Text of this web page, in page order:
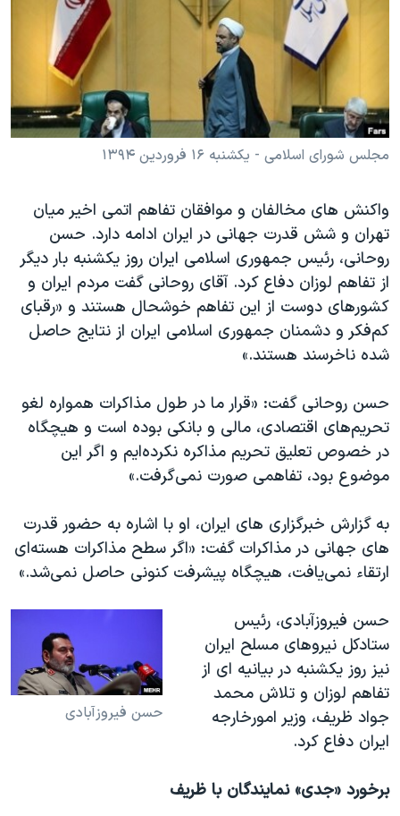
فرهنگ و زندگی
حقوق شهروندی
علم و فناوری
اسرائیل در جنگ
آرشیو پخش زنده
مستندها
انتخابات ریاست جمهوری آمریکا ۲۰۲۴
حمله جمهوری اسلامی به اسرائیل
رمز مهسا
ورزش زنان در ایران
مجموعه مستندهای دادخواهی
تریبونال مردمی آبان ۹۸
دادگاه حمید نوری
چهل سال گروگان‌گیری
قانون شفافیت دارائی کادر رهبری ایران
اسرائیل در جنگ
نرگس محمدی برنده جایزه نوبل صلح
همایش محافظه‌کاران آمریکا «سی‌پک»
سفر پرزیدنت ترامپ به چین
دنبال کنید
زبانهای مختلف
مجلس شورای اسلامی - یکشنبه ۱۶ فروردین ۱۳۹۴
واکنش های مخالفان و موافقان تفاهم اتمی اخیر میان
تهران و شش قدرت جهانی در ایران ادامه دارد. حسن
روحانی، رئیس جمهوری اسلامی ایران روز یکشنبه بار دیگر
از تفاهم لوزان دفاع کرد. آقای روحانی گفت مردم ایران و
کشورهای دوست از این تفاهم خوشحال هستند و «رقبای
کم‌فکر و دشمنان جمهوری اسلامی ایران از نتایج حاصل
شده ناخرسند هستند.»
حسن روحانی گفت: «قرار ما در طول مذاکرات همواره لغو
تحریم‌های اقتصادی، مالی و بانکی بوده است و هیچگاه
در خصوص تعلیق تحریم مذاکره نکرده‌ایم و اگر این
موضوع بود، تفاهمی صورت نمی‌گرفت.»
به گزارش خبرگزاری های ایران، او با اشاره به حضور قدرت
های جهانی در مذاکرات گفت: «اگر سطح مذاکرات هسته‌ای
ارتقاء نمی‌یافت، هیچگاه پیشرفت کنونی حاصل نمی‌‌شد.»
حسن فیروزآبادی
حسن فیروزآبادی، رئیس
ستادکل نیروهای مسلح ایران
نیز روز یکشنبه در بیانیه ای از
تفاهم لوزان و تلاش محمد
جواد ظریف، وزیر امورخارجه
ایران دفاع کرد.
برخورد «جدی» نمایندگان با ظریف